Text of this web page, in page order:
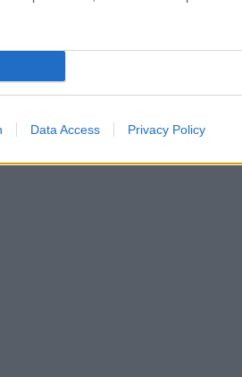
Data Access Privacy Policy